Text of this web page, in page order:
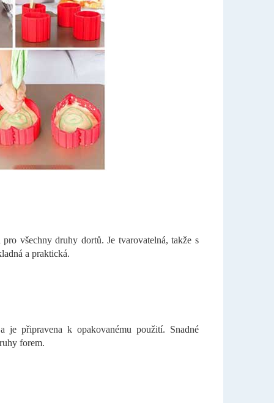
všechny druhy dortů. Je tvarovatelná, takže s
a praktická.
je připravena k opakovanému použití. Snadné
forem.